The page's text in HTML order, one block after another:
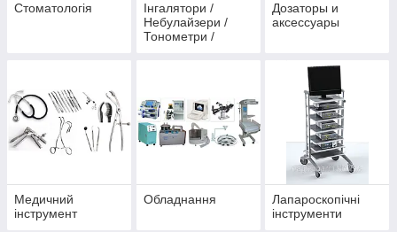
Стоматологія
Інгалятори /
Небулайзери /
Тонометри /
Дозаторы и
аксессуары
Медичний
інструмент
Обладнання
Лапароскопічні
інструменти